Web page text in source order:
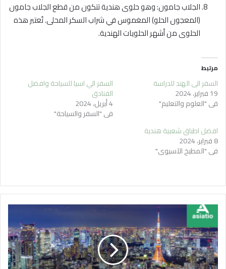
الجلاب جامون: وهو حلوى هندية تتكون من قطع الجلاب جامون
(المعجون الحلو) المغموس في شراب السكر المحلى. تُعتبر هذه
الحلوى من أشهر الحلويات الهندية.
مرتبط
السفر الي الهند للدراسة
19 فبراير، 2024
في "العلوم والتعليم"
السفر الي اسيا للسياحة وافضل
الفنادق
4 أبريل، 2024
في "السفر والسياحة"
افضل اطباق شعبية هندية
8 فبراير، 2024
في "المطبخ الآسيوي"